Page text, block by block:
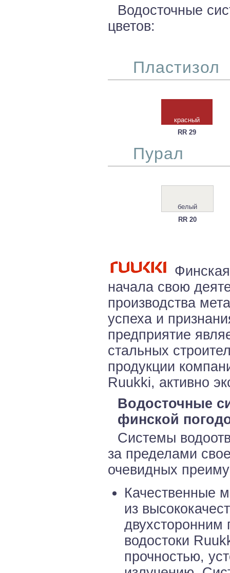
Водосточные
цветов:
Пластизол
красный
RR 29
Пурал
белый
RR 20
начала свою
производства
успеха и
предприятие
стальных
продукции
Ruukki, активно
Водосточные
финской
Системы
за пределами
очевидных
Качественные
из
водостоки
прочностью,